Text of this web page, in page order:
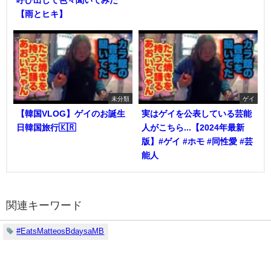
【雨とヒキ】
未分類
【韓国VLOG】ゲイのお誕生
日韓国旅行🇰🇷
ゲイ
実はゲイを公表している芸能
人がこちら...【2024年最新
版】#ゲイ #ホモ #同性愛 #芸
能人
関連キーワード
#EatsMatteosBdaysaMB